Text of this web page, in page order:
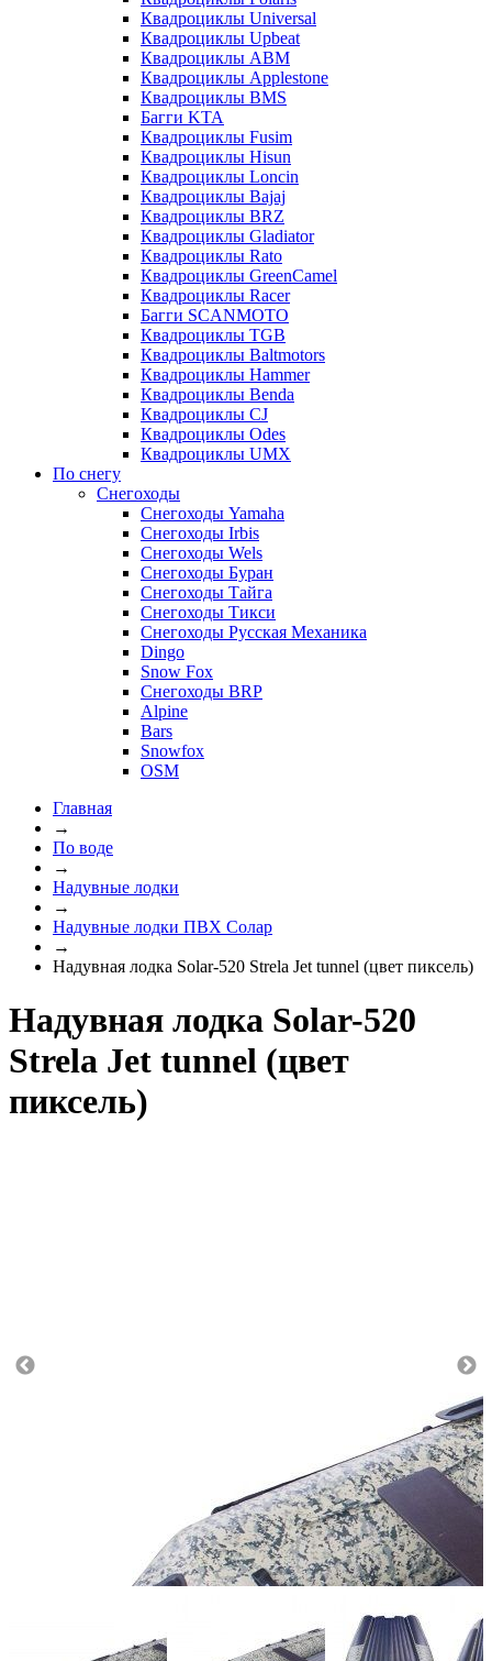
Квадроциклы Universal
Квадроциклы Upbeat
Квадроциклы ABM
Квадроциклы Applestone
Квадроциклы BMS
Багги KTA
Квадроциклы Fusim
Квадроциклы Hisun
Квадроциклы Loncin
Квадроциклы Bajaj
Квадроциклы BRZ
Квадроциклы Gladiator
Квадроциклы Rato
Квадроциклы GreenCamel
Квадроциклы Racer
Багги SCANMOTO
Квадроциклы TGB
Квадроциклы Baltmotors
Квадроциклы Hammer
Квадроциклы Benda
Квадроциклы CJ
Квадроциклы Odes
Квадроциклы UMX
По снегу
Снегоходы
Снегоходы Yamaha
Снегоходы Irbis
Снегоходы Wels
Снегоходы Буран
Снегоходы Тайга
Снегоходы Тикси
Снегоходы Русская Механика
Dingo
Snow Fox
Снегоходы BRP
Alpine
Bars
Snowfox
OSM
Главная
→
По воде
→
Надувные лодки
→
Надувные лодки ПВХ Солар
→
Надувная лодка Solar-520 Strela Jet tunnel (цвет пиксель)
Надувная лодка Solar-520
Strela Jet tunnel (цвет
пиксель)